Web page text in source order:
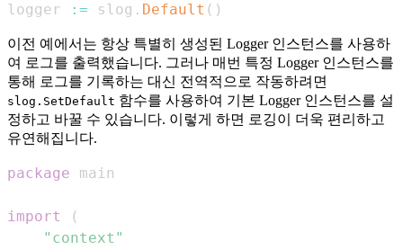
logger := slog . Default ( )
이전 예에서는 항상 특별히 생성된 Logger 인스턴스를 사용하
여 로그를 출력했습니다. 그러나 매번 특정 Logger 인스턴스를
통해 로그를 기록하는 대신 전역적으로 작동하려면
slog.SetDefault 함수를 사용하여 기본 Logger 인스턴스를 설
정하고 바꿀 수 있습니다. 이렇게 하면 로깅이 더욱 편리하고
유연해집니다.
package
import
(
"context"